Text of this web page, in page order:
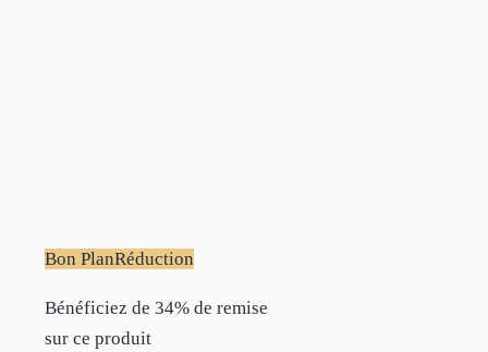
Bon PlanRéduction
Bénéficiez de 34% de remise
sur ce produit